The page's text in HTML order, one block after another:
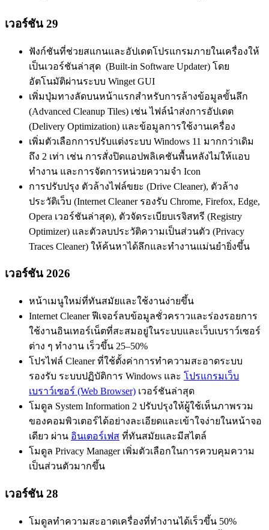
เวอร์ชัน 29
ฟังก์ชันที่ช่วยสแกนและอัปเดตโปรแกรมภายในเครื่องให้
เป็นเวอร์ชันล่าสุด (Built-in Software Updater) โดย
อัตโนมัติผ่านระบบ Winget GUI
เพิ่มปุ่มทางลัดบนหน้าแรกสำหรับการล้างข้อมูลขั้นลึก
(Advanced Cleanup Tiles) เช่น ไฟล์นำส่งการอัปเดต
(Delivery Optimization) และข้อมูลการใช้งานเครื่อง
เพิ่มตัวเลือกการปรับแต่งระบบ Windows 11 มากกว่าเดิม
ถึง 2 เท่า เช่น การสั่งปิดแอปพลิเคชันพื้นหลังไม่ให้แอบ
ทำงาน และการจัดการหน่วยความจำ Icon
การปรับปรุง ตัวล้างไฟล์ขยะ (Drive Cleaner), ตัวล้าง
ประวัติเว็บ (Internet Cleaner รองรับ Chrome, Firefox, Edge,
Opera เวอร์ชันล่าสุด), ตัวจัดระเบียบเรจิสทรี (Registry
Optimizer) และตัวลบประวัติความเป็นส่วนตัว (Privacy
Traces Cleaner) ให้ค้นหาได้ลึกและทำงานแม่นยำยิ่งขึ้น
เวอร์ชัน 2026
หน้าเมนูใหม่ที่ทันสมัยและใช้งานง่ายขึ้น
Internet Cleaner ฟีเจอร์ลบข้อมูลชั่วคราวและร่องรอยการ
ใช้งานอินเทอร์เน็ตที่สะสมอยู่ในระบบและเว็บเบราว์เซอร์
ต่าง ๆ ทำงาน เร็วขึ้น 25–50%
โปรไฟล์ Cleaner ที่ใช้ตั้งค่าการทำความสะอาดระบบ
รองรับ ระบบปฏิบัติการ Windows และ โปรแกรมเว็บ
เบราว์เซอร์ (Web Browser) เวอร์ชันล่าสุด
โมดูล System Information 2 ปรับปรุงให้ผู้ใช้เห็นภาพรวม
ของคอมพิวเตอร์ได้อย่างละเอียดและเข้าใจง่ายในหน้าจอ
เดียว ผ่าน อินเตอร์เฟส ที่ทันสมัยและมีสไตล์
โมดูล Privacy Manager เพิ่มตัวเลือกในการควบคุมความ
เป็นส่วนตัวมากขึ้น
เวอร์ชัน 28
โมดูลทำความสะอาดเครื่องที่ทำงานได้เร็วขึ้น 50%